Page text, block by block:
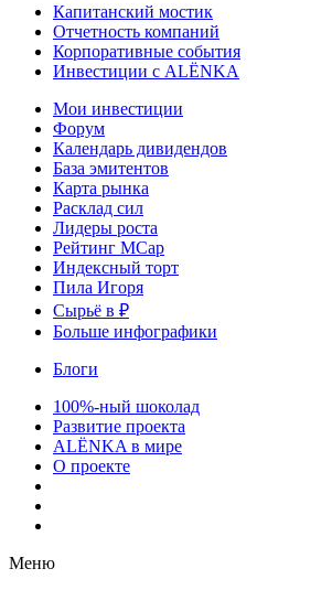
Капитанский мостик
Отчетность компаний
Корпоративные события
Инвестиции с ALЁNKA
Мои инвестиции
Форум
Календарь дивидендов
База эмитентов
Карта рынка
Расклад сил
Лидеры роста
Рейтинг MCap
Индексный торт
Пила Игоря
Сырьё в ₽
Больше инфографики
Блоги
100%-ный шоколад
Развитие проекта
ALЁNKA в мире
О проекте
Меню